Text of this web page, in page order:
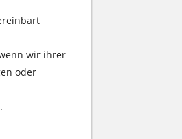
wir ihrer
oder